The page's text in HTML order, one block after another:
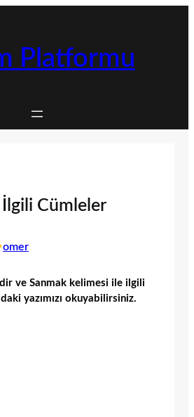
Platformu
Cümleler
omer
ve Sanmak kelimesi ile ilgili
yazımızı okuyabilirsiniz.